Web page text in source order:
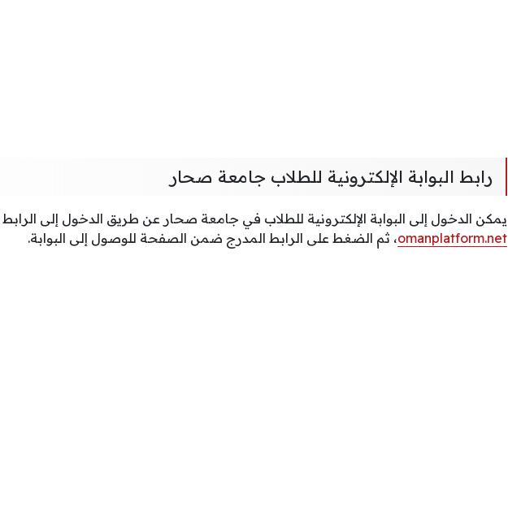
رابط البوابة الإلكترونية للطلاب جامعة صحار
يمكن الدخول إلى البوابة الإلكترونية للطلاب في جامعة صحار عن طريق الدخول إلى الرابط
omanplatform.net، ثم الضغط على الرابط المدرج ضمن الصفحة للوصول إلى البوابة.